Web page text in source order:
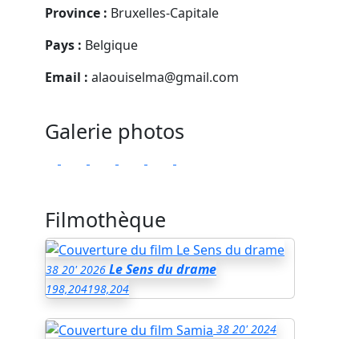
Province : Bruxelles-Capitale
Pays : Belgique
Email : alaouiselma@gmail.com
Galerie photos
Filmothèque
38 20' 2026 Le Sens du drame
198,204198,204
38 20' 2024